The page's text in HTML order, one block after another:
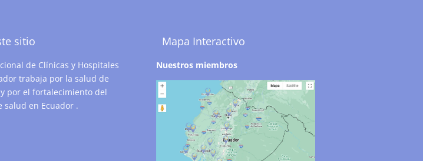
sitio
de Clínicas y Hospitales
trabaja por la salud de
por el fortalecimiento del
salud en Ecuador .
Mapa Interactivo
Nuestros miembros